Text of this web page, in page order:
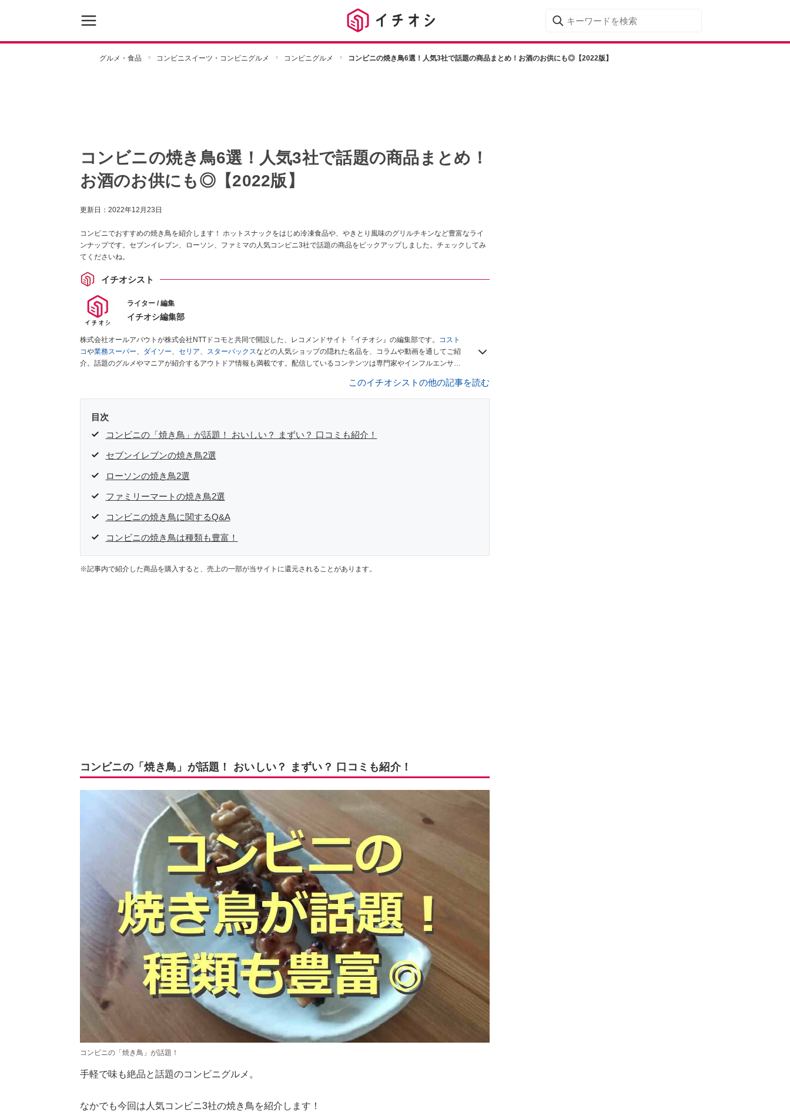
グルメ・食品 コンビニスイーツ・コンビニグルメ コンビニグルメ コンビニの焼き鳥6選！人気3社で話題の商品まとめ！お酒のお供にも◎【2022版】
コンビニの焼き鳥6選！人気3社で話題の商品まとめ！
お酒のお供にも◎【2022版】
更新日： 2022年12月23日
コンビニでおすすめの焼き鳥を紹介します！ ホットスナックをはじめ冷凍食品や、やきとり風味のグリルチキンなど豊富なライ
ンナップです。セブンイレブン、ローソン、ファミマの人気コンビニ3社で話題の商品をピックアップしました。チェックしてみ
てくださいね。
イチオシスト
ライター / 編集
イチオシ編集部
株式会社オールアバウトが株式会社NTTドコモと共同で開設した、レコメンドサイト『イチオシ』の編集部です。
コスト
コや業務スーパー、 ダイソー、 セリア、 スターバックスなどの人気ショップの隠れた名品を、コラムや動画を通してご紹
介。話題のグルメやマニアが紹介するアウトドア情報も満載です。配信しているコンテンツは専門家やインフルエンサー
このイチオシストの他の記事を読む
目次
コンビニの「焼き鳥」が話題！ おいしい？ まずい？ 口コミも紹介！
セブンイレブンの焼き鳥2選
ローソンの焼き鳥2選
ファミリーマートの焼き鳥2選
コンビニの焼き鳥に関するQ&A
コンビニの焼き鳥は種類も豊富！
※記事内で紹介した商品を購入すると、売上の一部が当サイトに還元されることがあります。
コンビニの「焼き鳥」が話題！ おいしい？ まずい？ 口コミも紹介！
コンビニの「焼き鳥」が話題！
手軽で味も絶品と話題のコンビニグルメ。
なかでも今回は人気コンビニ3社の焼き鳥を紹介します！